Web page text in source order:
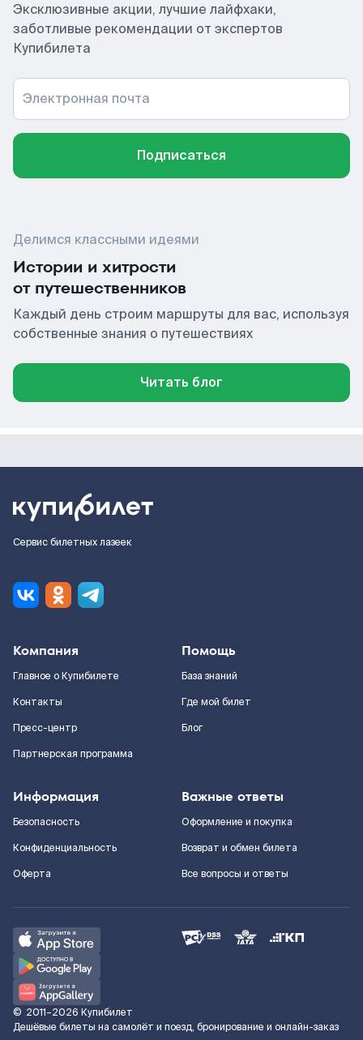
Эксклюзивные акции, лучшие лайфхаки,
заботливые рекомендации от экспертов
Купибилета
Электронная почта
Подписаться
Делимся классными идеями
Истории и хитрости
от путешественников
Каждый день строим маршруты для вас, используя
собственные знания о путешествиях
Читать блог
Сервис билетных лазеек
Компания
Главное о Купибилете
Контакты
Пресс-центр
Партнерская программа
Помощь
База знаний
Где мой билет
Блог
Информация
Безопасность
Конфиденциальность
Оферта
Важные ответы
Оформление и покупка
Возврат и обмен билета
Все вопросы и ответы
© 2011–2026 Купибилет
Дешёвые билеты на самолёт и поезд, бронирование и онлайн-заказ